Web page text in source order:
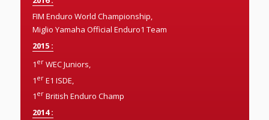
FIM Enduro World Championship,
Miglio Yamaha Official Enduro1 Team
2015 :
1 erWEC Juniors,
1 erE1 ISDE,
1 erBritish Enduro Champ
2014 :